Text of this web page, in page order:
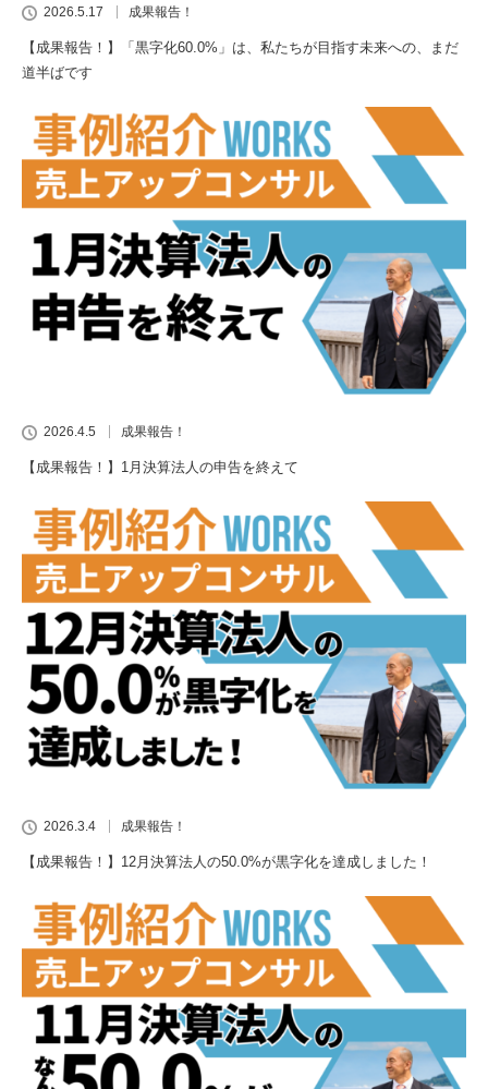
2026.5.17 成果報告！
【成果報告！】「黒字化60.0%」は、私たちが目指す未来への、まだ
道半ばです
2026.4.5 成果報告！
【成果報告！】1月決算法人の申告を終えて
2026.3.4 成果報告！
【成果報告！】12月決算法人の50.0%が黒字化を達成しました！